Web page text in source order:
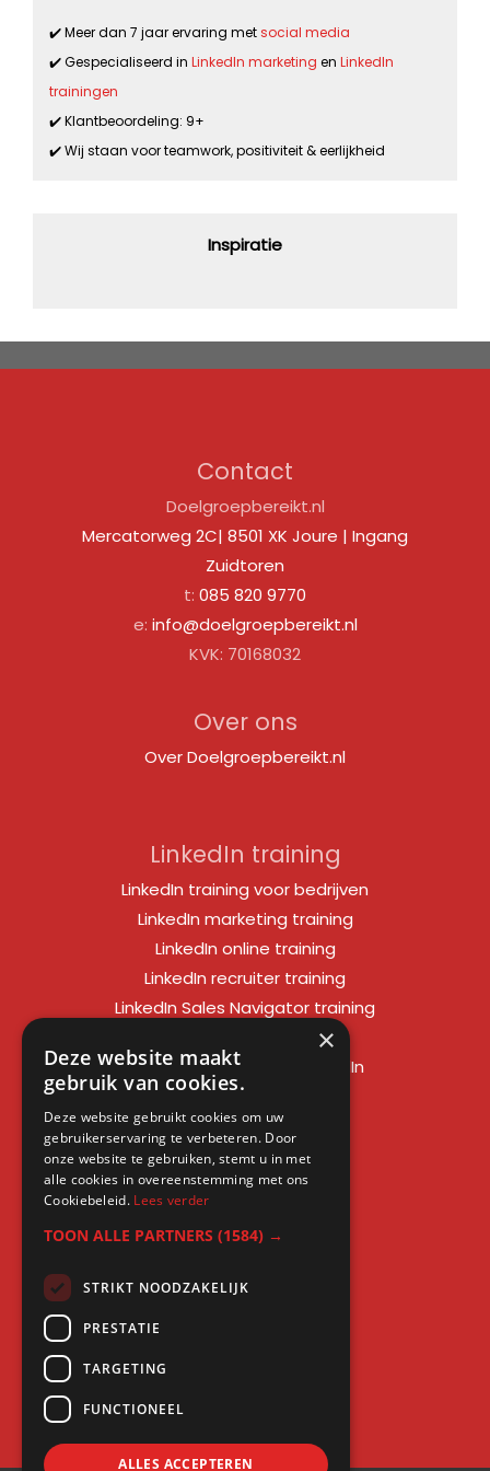
✔️ Meer dan 7 jaar ervaring metsocial media
✔️ Gespecialiseerd in LinkedIn marketing en LinkedIn
trainingen
✔️ Klantbeoordeling: 9+
✔️ Wij staan voor teamwork, positiviteit & eerlijkheid
Inspiratie
Contact
Doelgroepbereikt.nl
Mercatorweg 2C| 8501 XK Joure | Ingang
Zuidtoren
t: 085 820 9770
e: info@doelgroepbereikt.nl
KVK: 70168032
Over ons
Over Doelgroepbereikt.nl
LinkedIn training
LinkedIn training voor bedrijven
LinkedIn marketing training
LinkedIn online training
LinkedIn recruiter training
LinkedIn Sales Navigator training
LinkedIn sales training
Social media training LinkedIn
LinkedIn expert training
LinkedIn workshop
LinkedIn cursus
Cursus LinkedIn zakelijk
LinkedIn profielcheck
×
Deze website maakt
gebruik van cookies.
Deze website gebruikt cookies om uw
gebruikerservaring te verbeteren. Door
onze website te gebruiken, stemt u in met
alle cookies in overeenstemming met ons
Cookiebeleid. Lees verder
TOON ALLE PARTNERS (1584) →
STRIKT NOODZAKELIJK
PRESTATIE
TARGETING
FUNCTIONEEL
ALLES ACCEPTEREN